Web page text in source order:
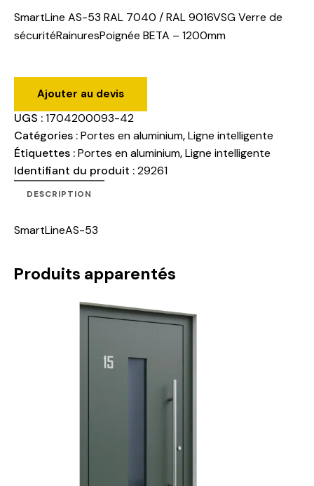
SmartLine AS-53 RAL 7040 / RAL 9016VSG Verre de
sécuritéRainuresPoignée BETA – 1200mm
Ajouter au devis
UGS :1704200093-42
Catégories :Portes en aluminium,Ligne intelligente
Étiquettes :Portes en aluminium,Ligne intelligente
Identifiant du produit :29261
DESCRIPTION
SmartLineAS-53
Produits apparentés